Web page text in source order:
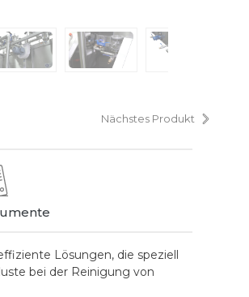
Nächstes Produkt
Lösungen, die speziell
bei der Reinigung von